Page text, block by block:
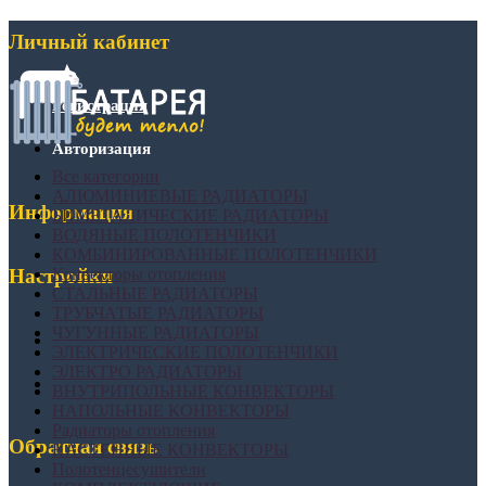
Личный кабинет
Регистрация
Авторизация
Информация
Настройки
Обратная связь
БИМЕТАЛИЧЕСКИЕ РАДИАТОРЫ
Конвекторы отопления
СТАЛЬНЫЕ РАДИАТОРЫ
НАСТЕННЫЕ КОНВЕКТОРЫ